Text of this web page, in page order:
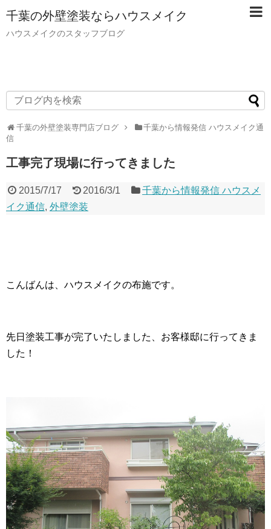
千葉の外壁塗装ならハウスメイク
ハウスメイクのスタッフブログ
千葉の外壁塗装専門店ブログ
千葉から情報発信 ハウスメイク通
信
工事完了現場に行ってきました
2015/7/17 2016/3/1
千葉から情報発信 ハウスメ
イク通信, 外壁塗装
こんばんは、ハウスメイクの布施です。
先日塗装工事が完了いたしました、お客様邸に行ってきま
した！